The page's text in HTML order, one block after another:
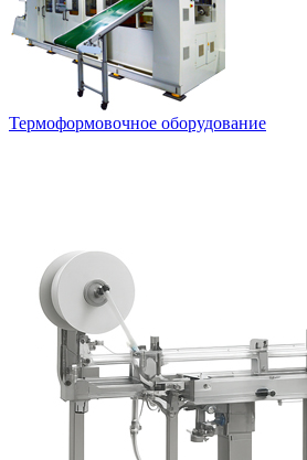
Термоформовочное оборудование